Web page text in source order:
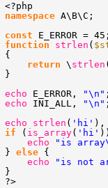
<?php
namespace A\B\C;
const
E_ERROR =
function
strlen (
{
return \ strlen
}
echo
E_ERROR, "\n"
echo
INI_ALL, "\n"
echo
strlen ( 'hi'
if
( is_array( 'hi'
echo
"is
} else {
echo
"is not
}
?>